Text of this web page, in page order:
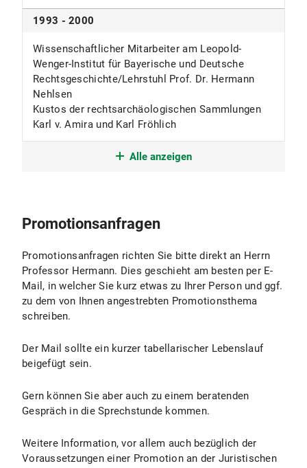
6. §§ 1589, 1590 BGB (Verwandtschaft), in: M.
Schmoeckel / J. Rückert / R. Zimmermann (Hrsg.),
Familienrecht, Tübingen 2018, S. 952-999
7. §§ 1591-1600 d (Abstammung), in: M.
Schmoeckel / J. Rückert / R. Zimmermann (Hrsg.),
Historisch-kritischer Kommentar zum BGB, Bd. V
Familienrecht, Tübingen 2018,
S. 999-1041
Artikel in Nachschlagewerken
[HRG], 1.Aufl. Bd.5, Sp. 743-748.
2. Artikel „Grundherrschaft”, in:
Altertumskunde, (in Ko-Autorenschaft mit Jörg
Müller), 2. Aufl., Bd.13 (1999), S. 112-118.
3. Artikel „Grundsteuer”, in:
Hoops - Reallexikon der Germanischen
Altertumskunde (in Ko-Autorenschaft mit Jörg
4. Artikel „Werkvertrag”, in: Lexikon des
Mittelalters, Bd. 8 (1997), Sp. 2206-2207.
Personenlexikon der Kirchengeschichte, München
2001:
5.2. Jean Bodin, S. 64 f
5.3. Chlodwig I., S. 90
1993 - 2000
Wissenschaftlicher Mitarbeiter am Leopold-
Wenger-Institut für Bayerische und Deutsche
Rechtsgeschichte/Lehrstuhl Prof. Dr. Hermann
Nehlsen
Kustos der rechtsarchäologischen Sammlungen
Karl v. Amira und Karl Fröhlich
1984/1985
Studium der Rechtswissenschaft an der
Münchener Ludwig-Maximilians-Universität;
(vertieft) und Kunstgeschichte
1982 - 1984
Dienst bei der Bundeswehr als Soldat auf Zeit
Grundschule und Gymnasium in Mühldorf am Inn
Alle anzeigen
Promotionsanfragen
Promotionsanfragen richten Sie bitte direkt an Herrn
Professor Hermann. Dies geschieht am besten per E-
Mail, in welcher Sie kurz etwas zu Ihrer Person und ggf.
zu dem von Ihnen angestrebten Promotionsthema
schreiben.
Der Mail sollte ein kurzer tabellarischer Lebenslauf
beigefügt sein.
Gern können Sie aber auch zu einem beratenden
Gespräch in die Sprechstunde kommen.
Weitere Information, vor allem auch bezüglich der
Voraussetzungen einer Promotion an der Juristischen